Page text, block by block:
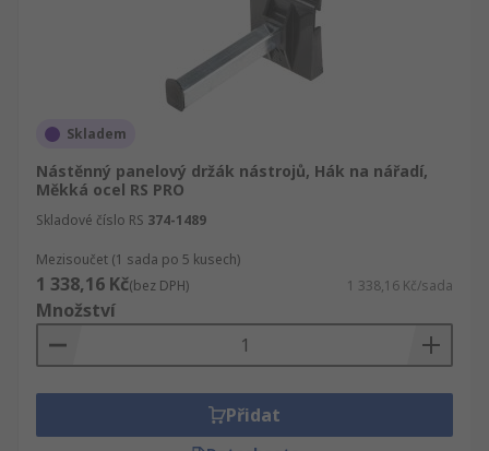
Skladem
Nástěnný panelový držák nástrojů, Hák na nářadí,
Měkká ocel RS PRO
Skladové číslo RS 374-1489
Mezisoučet (1 sada po 5 kusech)
1 338,16 Kč(bez DPH) 1 338,16 Kč/sada
Množství
Přidat